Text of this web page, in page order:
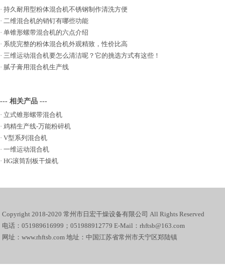
· 持久耐用型粉体混合机不锈钢制作清洗方便
· 二维混合机的销钉有哪些功能
· 单锥形螺带混合机的六点介绍
· 系统完整的粉体混合机外观精致，性价比高
· 三维运动混合机要怎么清洁呢？它的挑选方式有这些！
· 腻子膏用混合机生产线
--- 相关产品 ---
· 立式锥形螺带混合机
· 鸡精生产线-万能粉碎机
· V型系列混合机
· 一维运动混合机
· HG滚筒刮板干燥机
Copyright 2018-2020 常州市日宏干燥设备有限公司 All Rights Reserved
电话：051989616999；051988912779 E-Mail：rhftsb@163.com
网址：www.rhftsb.com 地址：中国江苏省常州市天宁区郑陆镇